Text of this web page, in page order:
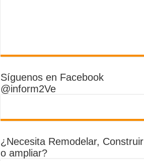
Síguenos en Facebook
@inform2Ve
¿Necesita Remodelar, Construir
o ampliar?